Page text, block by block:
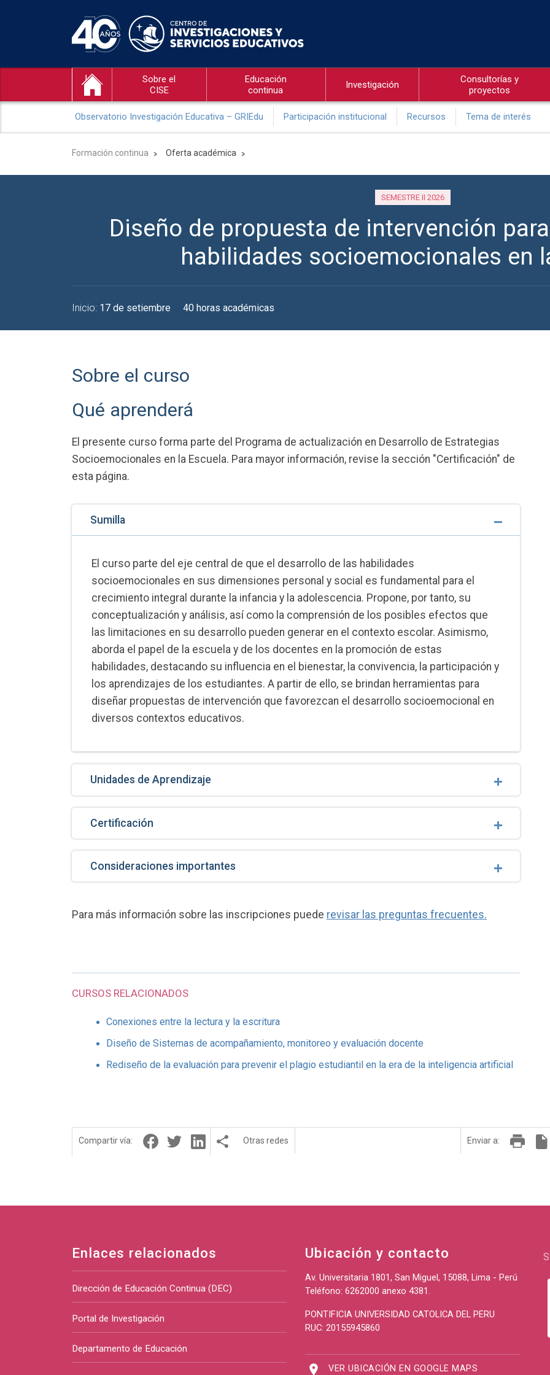
Sobre el
CISE
Educación
continua
Investigación
Consultorías y
proyectos
Observatorio Investigación Educativa – GRIEdu Participación institucional Recursos Tema de interés
Formación continua Oferta académica
SEMESTRE II 2026
Diseño de propuesta de intervención
habilidades socioemocionales en
Inicio: 17 de setiembre 40 horas académicas
Sobre el curso
Qué aprenderá
El presente curso forma parte del Programa de actualización en Desarrollo de Estrategias
Socioemocionales en la Escuela. Para mayor información, revise la sección "Certificación" de
esta página.
Sumilla
El curso parte del eje central de que el desarrollo de las habilidades
socioemocionales en sus dimensiones personal y social es fundamental para el
crecimiento integral durante la infancia y la adolescencia. Propone, por tanto, su
conceptualización y análisis, así como la comprensión de los posibles efectos que
las limitaciones en su desarrollo pueden generar en el contexto escolar. Asimismo,
aborda el papel de la escuela y de los docentes en la promoción de estas
habilidades, destacando su influencia en el bienestar, la convivencia, la participación y
los aprendizajes de los estudiantes. A partir de ello, se brindan herramientas para
diseñar propuestas de intervención que favorezcan el desarrollo socioemocional en
diversos contextos educativos.
Unidades de Aprendizaje
Certificación
Consideraciones importantes
Para más información sobre las inscripciones puede revisar las preguntas frecuentes.
CURSOS RELACIONADOS
Conexiones entre la lectura y la escritura
Diseño de Sistemas de acompañamiento, monitoreo y evaluación docente
Rediseño de la evaluación para prevenir el plagio estudiantil en la era de la inteligencia artificial
Compartir vía: Otras redes Enviar a:
Enlaces relacionados
Dirección de Educación Continua (DEC)
Portal de Investigación
Departamento de Educación
Ubicación y contacto
Av. Universitaria 1801, San Miguel, 15088, Lima - Perú
Teléfono: 6262000 anexo 4381.
PONTIFICIA UNIVERSIDAD CATOLICA DEL PERU
RUC: 20155945860
VER UBICACIÓN EN GOOGLE MAPS